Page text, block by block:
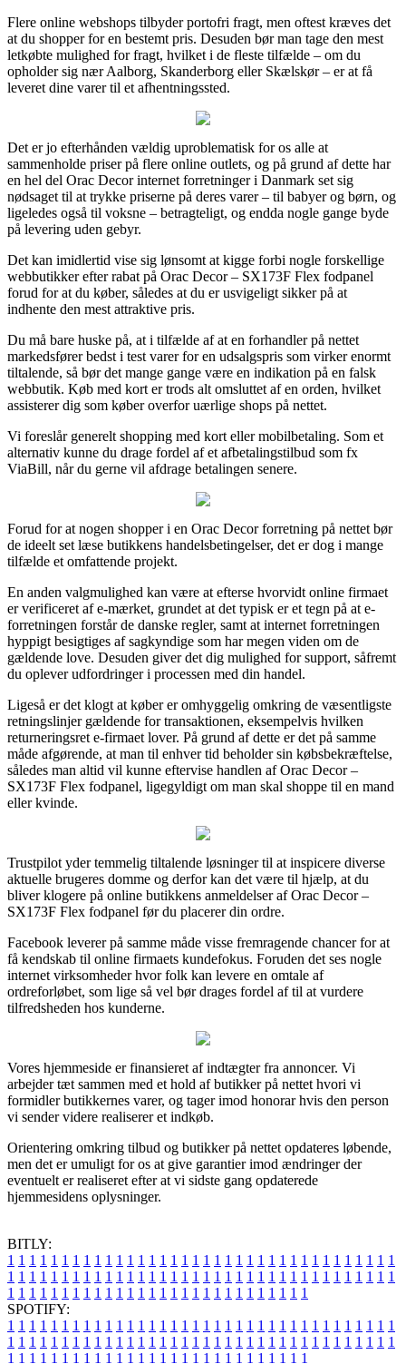
Flere online webshops tilbyder portofri fragt, men oftest kræves det
at du shopper for en bestemt pris. Desuden bør man tage den mest
letkøbte mulighed for fragt, hvilket i de fleste tilfælde – om du
opholder sig nær Aalborg, Skanderborg eller Skælskør – er at få
leveret dine varer til et afhentningssted.
Det er jo efterhånden vældig uproblematisk for os alle at
sammenholde priser på flere online outlets, og på grund af dette har
en hel del Orac Decor internet forretninger i Danmark set sig
nødsaget til at trykke priserne på deres varer – til babyer og børn, og
ligeledes også til voksne – betragteligt, og endda nogle gange byde
på levering uden gebyr.
Det kan imidlertid vise sig lønsomt at kigge forbi nogle forskellige
webbutikker efter rabat på Orac Decor – SX173F Flex fodpanel
forud for at du køber, således at du er usvigeligt sikker på at
indhente den mest attraktive pris.
Du må bare huske på, at i tilfælde af at en forhandler på nettet
markedsfører bedst i test varer for en udsalgspris som virker enormt
tiltalende, så bør det mange gange være en indikation på en falsk
webbutik. Køb med kort er trods alt omsluttet af en orden, hvilket
assisterer dig som køber overfor uærlige shops på nettet.
Vi foreslår generelt shopping med kort eller mobilbetaling. Som et
alternativ kunne du drage fordel af et afbetalingstilbud som fx
ViaBill, når du gerne vil afdrage betalingen senere.
Forud for at nogen shopper i en Orac Decor forretning på nettet bør
de ideelt set læse butikkens handelsbetingelser, det er dog i mange
tilfælde et omfattende projekt.
En anden valgmulighed kan være at efterse hvorvidt online firmaet
er verificeret af e-mærket, grundet at det typisk er et tegn på at e-
forretningen forstår de danske regler, samt at internet forretningen
hyppigt besigtiges af sagkyndige som har megen viden om de
gældende love. Desuden giver det dig mulighed for support, såfremt
du oplever udfordringer i processen med din handel.
Ligeså er det klogt at køber er omhyggelig omkring de væsentligste
retningslinjer gældende for transaktionen, eksempelvis hvilken
returneringsret e-firmaet lover. På grund af dette er det på samme
måde afgørende, at man til enhver tid beholder sin købsbekræftelse,
således man altid vil kunne eftervise handlen af Orac Decor –
SX173F Flex fodpanel, ligegyldigt om man skal shoppe til en mand
eller kvinde.
Trustpilot yder temmelig tiltalende løsninger til at inspicere diverse
aktuelle brugeres domme og derfor kan det være til hjælp, at du
bliver klogere på online butikkens anmeldelser af Orac Decor –
SX173F Flex fodpanel før du placerer din ordre.
Facebook leverer på samme måde visse fremragende chancer for at
få kendskab til online firmaets kundefokus. Foruden det ses nogle
internet virksomheder hvor folk kan levere en omtale af
ordreforløbet, som lige så vel bør drages fordel af til at vurdere
tilfredsheden hos kunderne.
Vores hjemmeside er finansieret af indtægter fra annoncer. Vi
arbejder tæt sammen med et hold af butikker på nettet hvori vi
formidler butikkernes varer, og tager imod honorar hvis den person
vi sender videre realiserer et indkøb.
Orientering omkring tilbud og butikker på nettet opdateres løbende,
men det er umuligt for os at give garantier imod ændringer der
eventuelt er realiseret efter at vi sidste gang opdaterede
hjemmesidens oplysninger.
BITLY:
1 1 1 1 1 1 1 1 1 1 1 1 1 1 1 1 1 1 1 1 1 1 1 1 1 1 1 1 1 1 1 1 1 1 1 1
1 1 1 1 1 1 1 1 1 1 1 1 1 1 1 1 1 1 1 1 1 1 1 1 1 1 1 1 1 1 1 1 1 1 1 1
1 1 1 1 1 1 1 1 1 1 1 1 1 1 1 1 1 1 1 1 1 1 1 1 1 1 1 1
SPOTIFY:
1 1 1 1 1 1 1 1 1 1 1 1 1 1 1 1 1 1 1 1 1 1 1 1 1 1 1 1 1 1 1 1 1 1 1 1
1 1 1 1 1 1 1 1 1 1 1 1 1 1 1 1 1 1 1 1 1 1 1 1 1 1 1 1 1 1 1 1 1 1 1 1
1 1 1 1 1 1 1 1 1 1 1 1 1 1 1 1 1 1 1 1 1 1 1 1 1 1 1 1